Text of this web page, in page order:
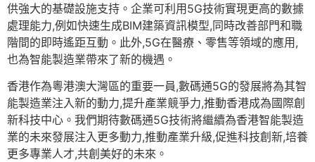
供強大的基礎設施支持。企業可利用5G技術實現更高的數據
處理能力,例如快速生成BIM建築資訊模型,同時改善部門和職
階間的即時遙距互動。此外,5G在醫療、零售等領域的應用,
也為智能製造業帶來了新的機遇。
香港作為粵港澳大灣區的重要一員,數碼通5G的發展將為其智
能製造業注入新的動力,提升產業競爭力,推動香港成為國際創
新科技中心。我們期待數碼通5G技術將繼續為香港智能製造
業的未來發展注入更多動力,推動產業升級,促進科技創新,培養
更多專業人才,共創美好的未來。